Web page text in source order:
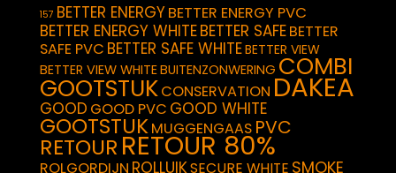
157 BETTER ENERGYBETTER ENERGY PVC
BETTER ENERGY WHITEBETTER SAFEBETTER
SAFE PVC BETTER SAFE WHITEBETTER VIEW
BETTER VIEW WHITEBUITENZONWERING COMBI
GOOTSTUKCONSERVATION DAKEA
GOOD GOOD PVC GOOD WHITE
GOOTSTUKMUGGENGAAS PVC
RETOUR RETOUR 80%
ROLGORDIJN ROLLUIKSECURE WHITE SMOKE